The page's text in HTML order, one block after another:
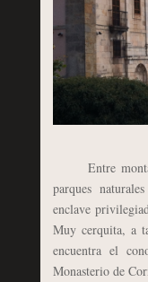
Entre
parques
enclave
Muy cerquita, a
encuentra el
Monasterio de